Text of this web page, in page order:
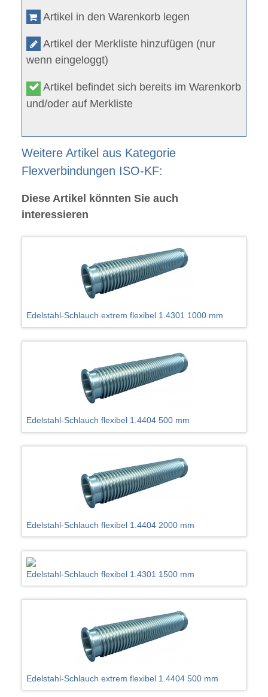
Artikel in den Warenkorb legen
Artikel der Merkliste hinzufügen (nur
wenn eingeloggt)
Artikel befindet sich bereits im Warenkorb
und/oder auf Merkliste
Weitere Artikel aus Kategorie
Flexverbindungen ISO-KF:
Diese Artikel könnten Sie auch
interessieren
Edelstahl-Schlauch extrem flexibel 1.4301 1000 mm
Edelstahl-Schlauch flexibel 1.4404 500 mm
Edelstahl-Schlauch flexibel 1.4404 2000 mm
Edelstahl-Schlauch flexibel 1.4301 1500 mm
Edelstahl-Schlauch extrem flexibel 1.4404 500 mm